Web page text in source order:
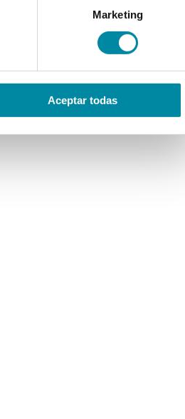
Marketing
Aceptar todas